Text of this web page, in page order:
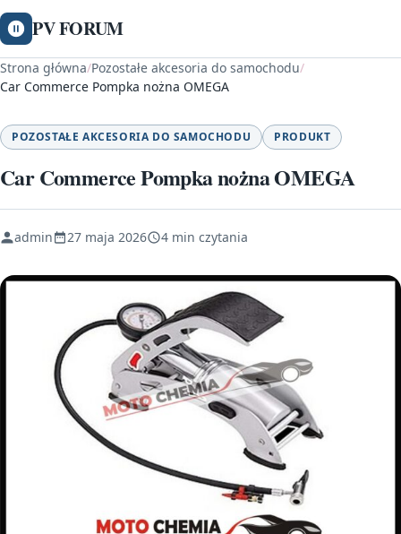
PV FORUM
Strona główna/Pozostałe akcesoria do samochodu/
Car Commerce Pompka nożna OMEGA
POZOSTAŁE AKCESORIA DO SAMOCHODU PRODUKT
Car Commerce Pompka nożna OMEGA
admin 27 maja 2026 4 min czytania